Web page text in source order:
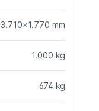
3.710x1.770 mm
1.000 kg
674 kg